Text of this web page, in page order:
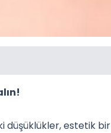
düşüklükler, estetik